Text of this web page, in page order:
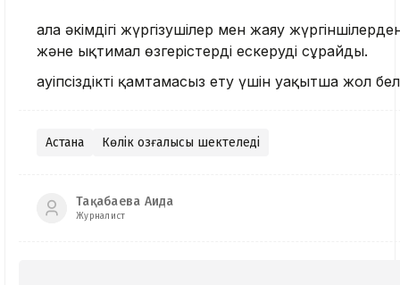
Қала әкімдігі жүргізушілер мен жаяу
және ықтимал өзгерістерді ескеруді сұрайды.
Қауіпсіздікті қамтамасыз ету үшін уақытша жол
Астана Көлік қозғалысы шектеледі
Тақабаева Аида
Журналист